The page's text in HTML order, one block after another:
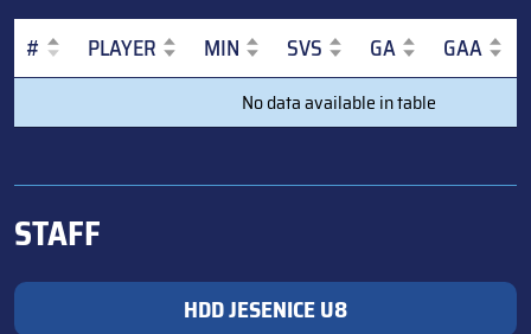
# PLAYER MIN SVS GA GAA
SVS GA
No data available in table
STAFF
HDD JESENICE U8